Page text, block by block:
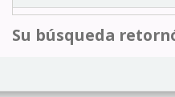
Su búsqueda